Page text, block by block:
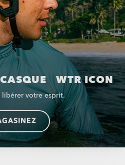
CASQUE WTR ICON
libérer votre esprit.